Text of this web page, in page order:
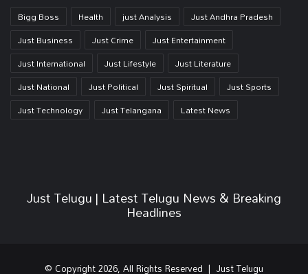
Bigg Boss Health just Analysis
Just Andhra Pradesh
Just Business
Just Crime
Just Entertainment
Just International
Just Lifestyle
Just Literature
Just National
Just Political Just Spiritual
Just Sports
Just Technology
Just Telangana Latest News
Just Telugu | Latest Telugu News & Breaking
Headlines
© Copyright 2026, All Rights Reserved | Just Telugu